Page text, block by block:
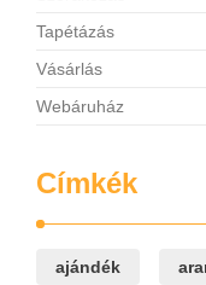
Tapétázás
Vásárlás
Webáruház
Címkék
ajándék